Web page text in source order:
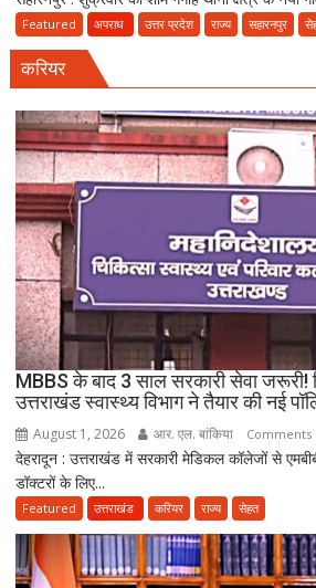
Featured अपराध उत्तर प्रदेश राज्य सहारनपुर
करियर
MBBS के बाद 3 साल सरकारी सेवा
उत्तराखंड स्वास्थ्य विभाग ने तैयार की नई
August 1, 2026 आर. एल. बांकिया Comments
देहरादून : उत्तराखंड में सरकारी मेडिकल कॉलेजों से
डॉक्टरों के लिए...
Featured उत्तराखंड करियर राज्य सेहत